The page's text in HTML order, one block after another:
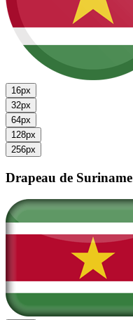
16px
32px
64px
128px
256px
Drapeau de Suriname